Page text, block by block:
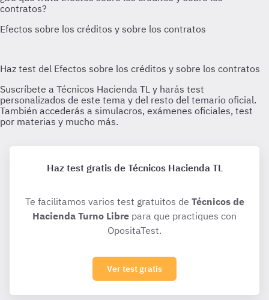
Haz test gratis de Técnicos Hacienda TL
Te facilitamos varios test gratuitos de Técnicos de
Hacienda Turno Libre para que practiques con
OpositaTest.
Ver test gratis